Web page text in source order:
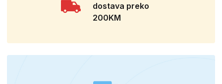
dostava preko
200KM